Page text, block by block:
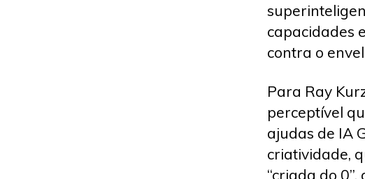
capacidades
contra o
Para Ray
perceptível
ajudas de IA
criatividade,
“criada do